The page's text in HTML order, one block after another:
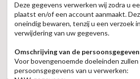
Deze gegevens verwerken wij zodra u
plaatst en/of een account aanmaakt.
oneindig bewaren, tenzij u een verzoek
verwijdering van uw gegevens.
Omschrijving van de
Voor bovengenoemde doeleinden
persoonsgegevens van u verwerken: